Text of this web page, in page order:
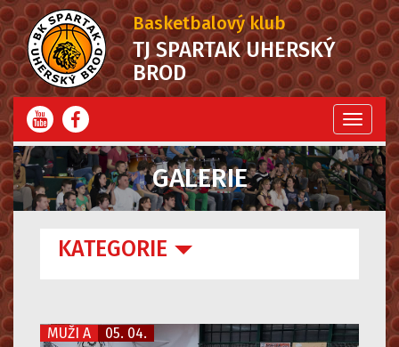
Basketbalový klub
TJ SPARTAK UHERSKÝ
BROD
Menu
GALERIE
KATEGORIE
MUŽI A 05. 04.